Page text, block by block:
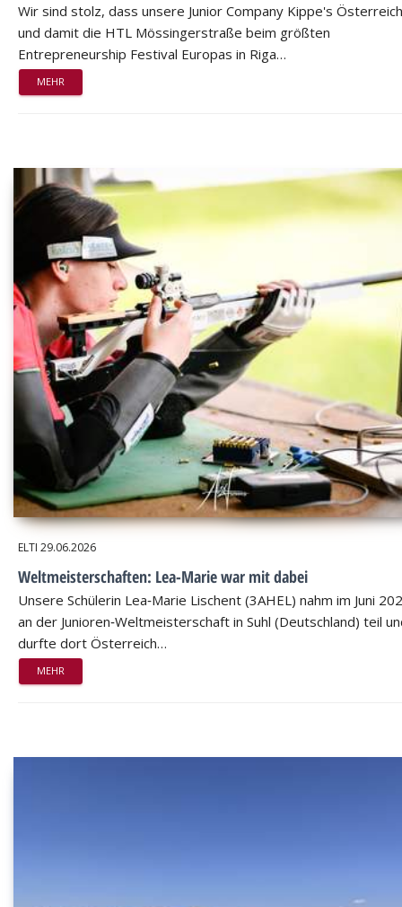
Wir sind stolz, dass unsere Junior Company Kippe's Österreich
und damit die HTL Mössingerstraße beim größten
Entrepreneurship Festival Europas in Riga…
MEHR
ELTI 29.06.2026
Weltmeisterschaften: Lea-Marie war mit dabei
Unsere Schülerin Lea‑Marie Lischent (3AHEL) nahm im Juni
an der Junioren‑Weltmeisterschaft in Suhl (Deutschland) teil
durfte dort Österreich…
MEHR